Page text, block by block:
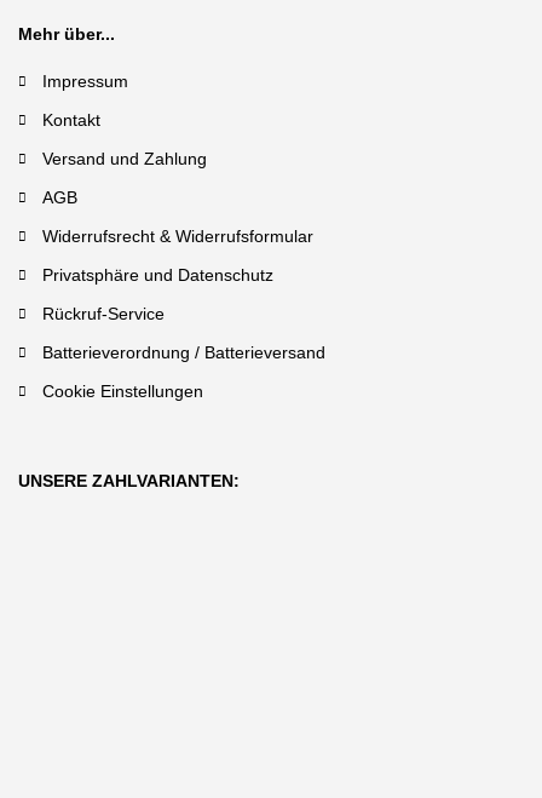
Mehr über...
Impressum
Kontakt
Versand und Zahlung
AGB
Widerrufsrecht & Widerrufsformular
Privatsphäre und Datenschutz
Rückruf-Service
Batterieverordnung / Batterieversand
Cookie Einstellungen
UNSERE ZAHLVARIANTEN: